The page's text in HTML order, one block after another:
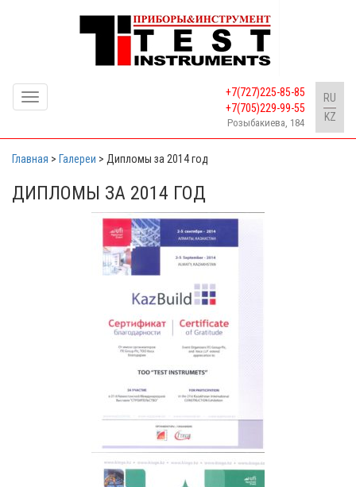
Toggle
+7(727)225-85-85
+7(705)229-99-55
Розыбакиева, 184
RU
KZ
Главная > Галереи > Дипломы за 2014 год
ДИПЛОМЫ ЗА 2014 ГОД